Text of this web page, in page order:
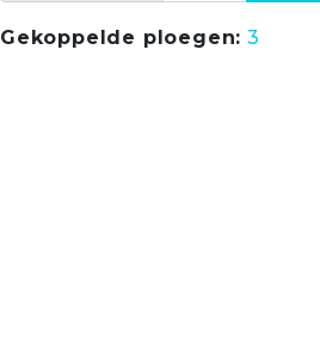
Gekoppelde ploegen: 3